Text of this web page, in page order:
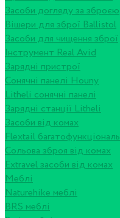
Засоби догляду за зброєю
Вішери для зброї Ballistol
Засоби для чищення зброї
Інструмент Real Avid
Зарядні пристрої
Сонячні панелі Houny
Litheli сонячні панелі
Зарядні станції Litheli
Засоби від комах
Flextail
Сольова зброя від комах
Extravel засоби від комах
Меблі
Naturehike меблі
BRS меблі